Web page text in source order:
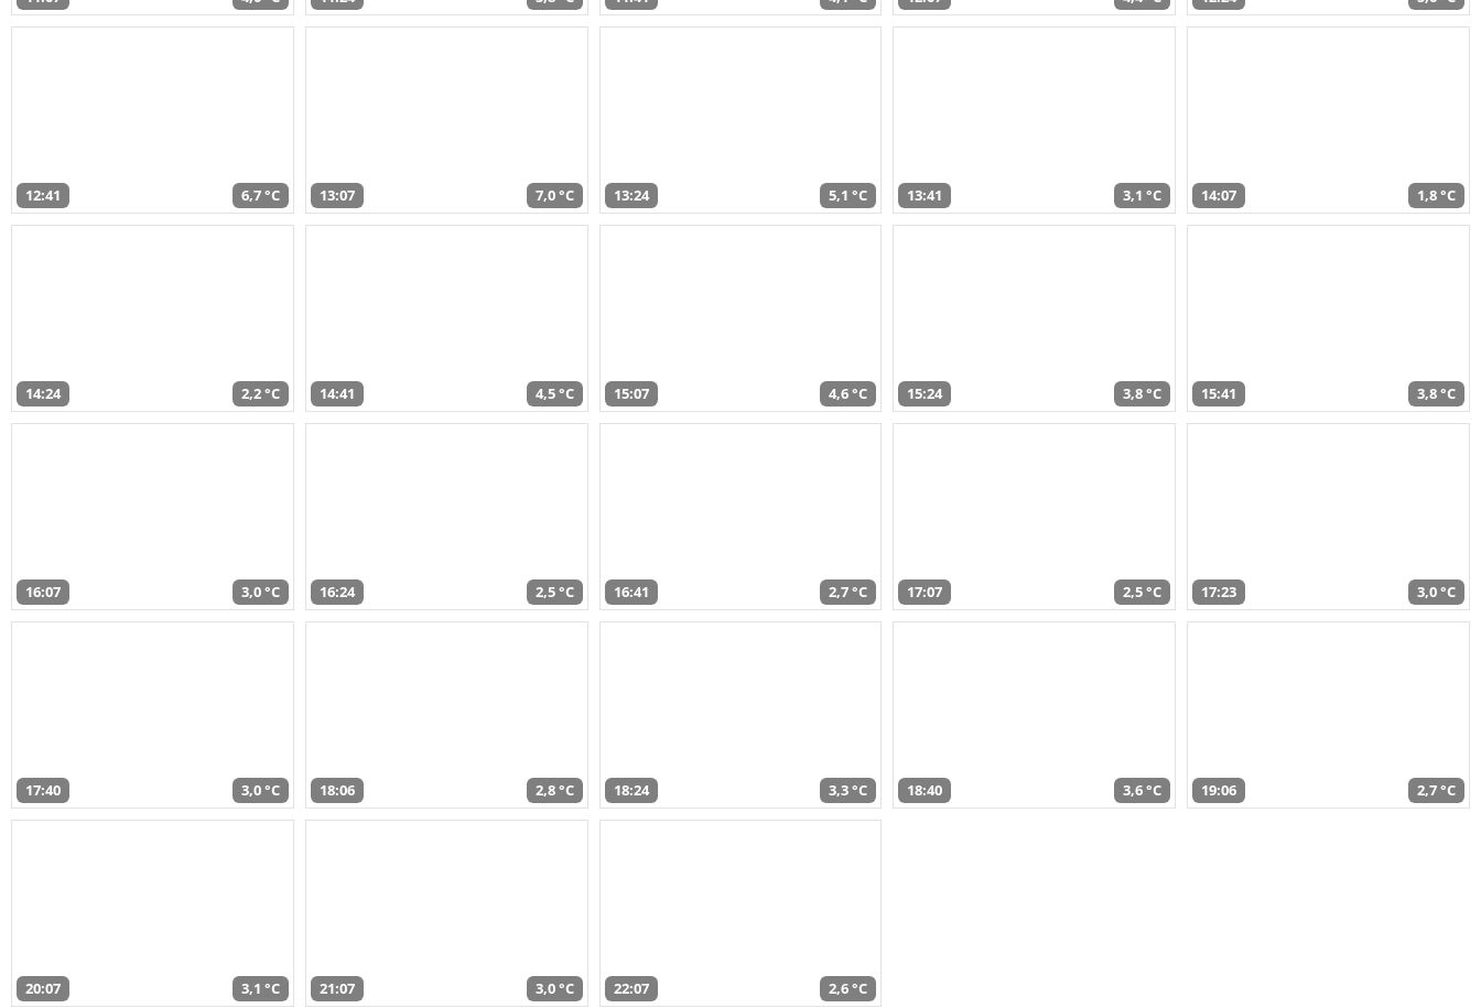
12:41 6,7 °C 13:07 7,0 °C 13:24 5,1 °C 13:41 3,1 °C 14:07 1,8 °C
14:24 2,2 °C 14:41 4,5 °C 15:07 4,6 °C 15:24 3,8 °C 15:41 3,8 °C
16:07 3,0 °C 16:24 2,5 °C 16:41 2,7 °C 17:07 2,5 °C 17:23 3,0 °C
17:40 3,0 °C 18:06 2,8 °C 18:24 3,3 °C 18:40 3,6 °C 19:06 2,7 °C
20:07 3,1 °C 21:07 3,0 °C 22:07 2,6 °C